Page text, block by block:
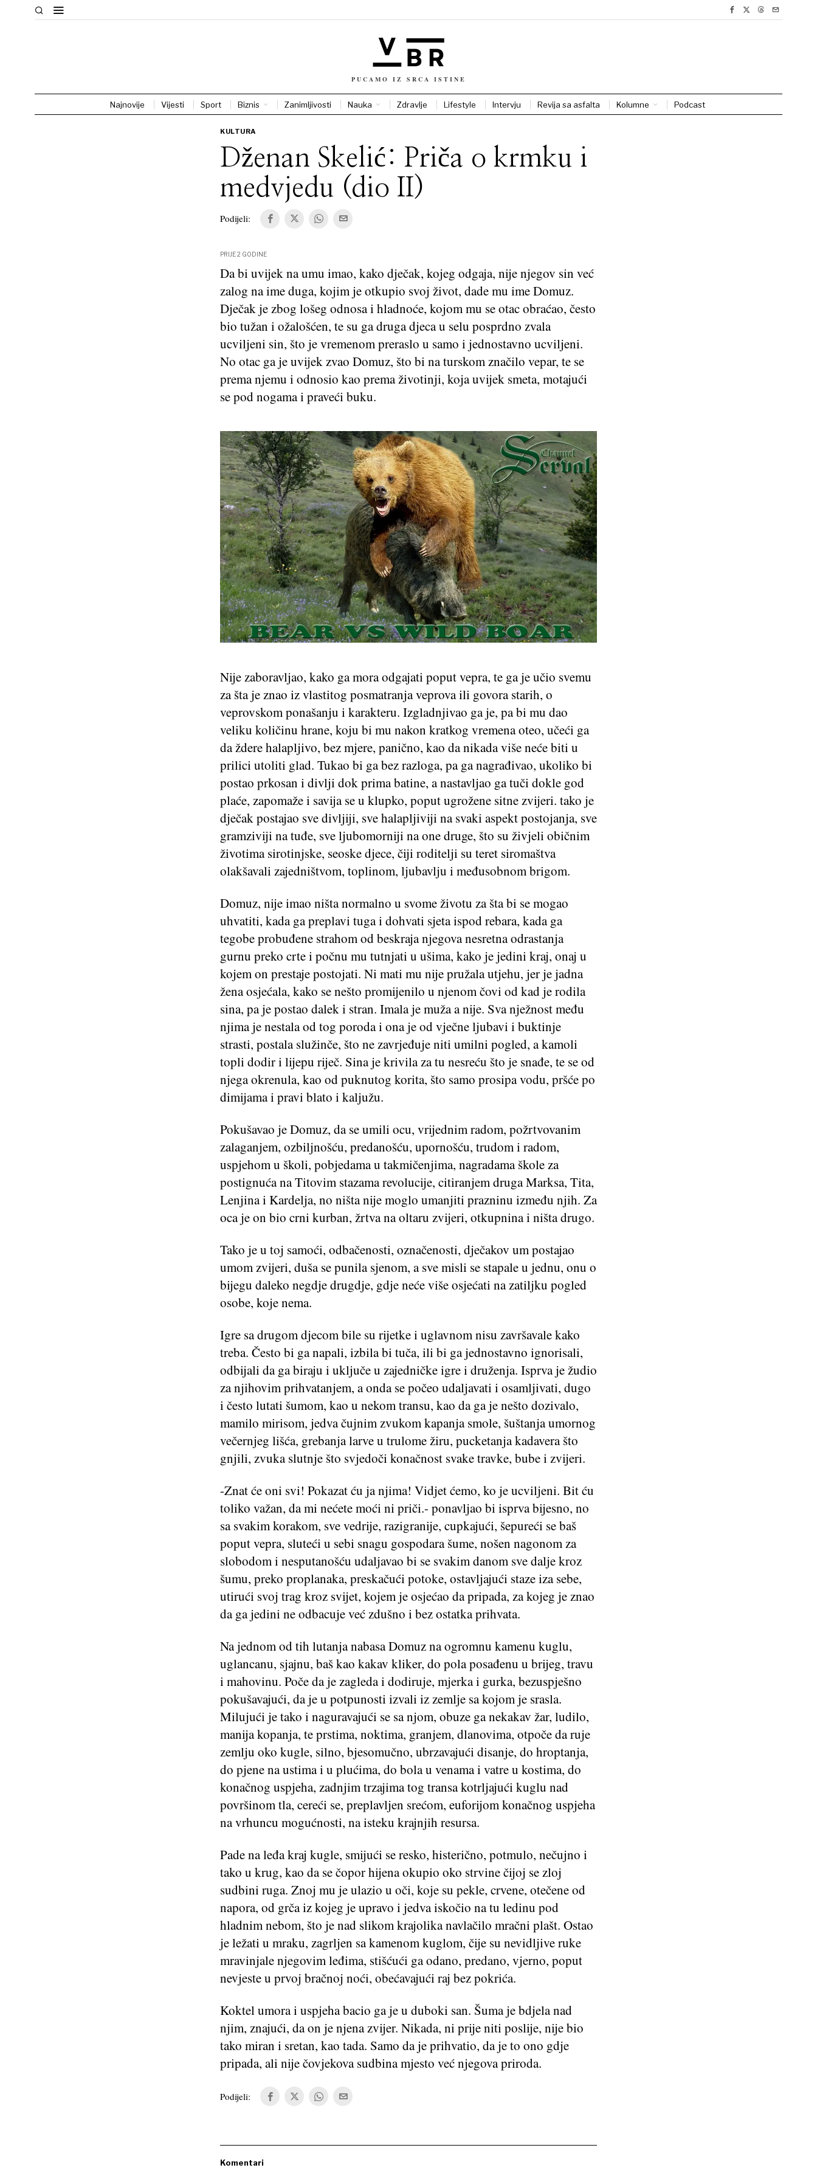
PUCAMO IZ SRCA ISTINE
Najnovije Vijesti Sport Biznis Zanimljivosti Nauka Zdravlje Lifestyle Intervju Revija sa asfalta Kolumne Podcast
KULTURA
Dženan Skelić: Priča o krmku i
medvjedu (dio II)
Podijeli:
PRIJE 2 GODINE
Da bi uvijek na umu imao, kako dječak, kojeg odgaja, nije njegov sin već
zalog na ime duga, kojim je otkupio svoj život, dade mu ime Domuz.
Dječak je zbog lošeg odnosa i hladnoće, kojom mu se otac obraćao, često
bio tužan i ožalošćen, te su ga druga djeca u selu posprdno zvala
ucviljeni sin, što je vremenom preraslo u samo i jednostavno ucviljeni.
No otac ga je uvijek zvao Domuz, što bi na turskom značilo vepar, te se
prema njemu i odnosio kao prema životinji, koja uvijek smeta, motajući
se pod nogama i praveći buku.
Nije zaboravljao, kako ga mora odgajati poput vepra, te ga je učio svemu
za šta je znao iz vlastitog posmatranja veprova ili govora starih, o
veprovskom ponašanju i karakteru. Izgladnjivao ga je, pa bi mu dao
veliku količinu hrane, koju bi mu nakon kratkog vremena oteo, učeći ga
da ždere halapljivo, bez mjere, panično, kao da nikada više neće biti u
prilici utoliti glad. Tukao bi ga bez razloga, pa ga nagrađivao, ukoliko bi
postao prkosan i divlji dok prima batine, a nastavljao ga tuči dokle god
plaće, zapomaže i savija se u klupko, poput ugrožene sitne zvijeri. tako je
dječak postajao sve divljiji, sve halapljiviji na svaki aspekt postojanja, sve
gramziviji na tuđe, sve ljubomorniji na one druge, što su živjeli običnim
životima sirotinjske, seoske djece, čiji roditelji su teret siromaštva
olakšavali zajedništvom, toplinom, ljubavlju i međusobnom brigom.
Domuz, nije imao ništa normalno u svome životu za šta bi se mogao
uhvatiti, kada ga preplavi tuga i dohvati sjeta ispod rebara, kada ga
tegobe probuđene strahom od beskraja njegova nesretna odrastanja
gurnu preko crte i počnu mu tutnjati u ušima, kako je jedini kraj, onaj u
kojem on prestaje postojati. Ni mati mu nije pružala utjehu, jer je jadna
žena osjećala, kako se nešto promijenilo u njenom čovi od kad je rodila
sina, pa je postao dalek i stran. Imala je muža a nije. Sva nježnost među
njima je nestala od tog poroda i ona je od vječne ljubavi i buktinje
strasti, postala služinče, što ne zavrjeđuje niti umilni pogled, a kamoli
topli dodir i lijepu riječ. Sina je krivila za tu nesreću što je snađe, te se od
njega okrenula, kao od puknutog korita, što samo prosipa vodu, pršće po
dimijama i pravi blato i kaljužu.
Pokušavao je Domuz, da se umili ocu, vrijednim radom, požrtvovanim
zalaganjem, ozbiljnošću, predanošću, upornošću, trudom i radom,
uspjehom u školi, pobjedama u takmičenjima, nagradama škole za
postignuća na Titovim stazama revolucije, citiranjem druga Marksa, Tita,
Lenjina i Kardelja, no ništa nije moglo umanjiti prazninu između njih. Za
oca je on bio crni kurban, žrtva na oltaru zvijeri, otkupnina i ništa drugo.
Tako je u toj samoći, odbačenosti, označenosti, dječakov um postajao
umom zvijeri, duša se punila sjenom, a sve misli se stapale u jednu, onu o
bijegu daleko negdje drugdje, gdje neće više osjećati na zatiljku pogled
osobe, koje nema.
Igre sa drugom djecom bile su rijetke i uglavnom nisu završavale kako
treba. Često bi ga napali, izbila bi tuča, ili bi ga jednostavno ignorisali,
odbijali da ga biraju i uključe u zajedničke igre i druženja. Isprva je žudio
za njihovim prihvatanjem, a onda se počeo udaljavati i osamljivati, dugo
i često lutati šumom, kao u nekom transu, kao da ga je nešto dozivalo,
mamilo mirisom, jedva čujnim zvukom kapanja smole, šuštanja umornog
večernjeg lišća, grebanja larve u trulome žiru, pucketanja kadavera što
gnjili, zvuka slutnje što svjedoči konačnost svake travke, bube i zvijeri.
-Znat će oni svi! Pokazat ću ja njima! Vidjet ćemo, ko je ucviljeni. Bit ću
toliko važan, da mi nećete moći ni priči.- ponavljao bi isprva bijesno, no
sa svakim korakom, sve vedrije, razigranije, cupkajući, šepureći se baš
poput vepra, sluteći u sebi snagu gospodara šume, nošen nagonom za
slobodom i nesputanošću udaljavao bi se svakim danom sve dalje kroz
šumu, preko proplanaka, preskačući potoke, ostavljajući staze iza sebe,
utirući svoj trag kroz svijet, kojem je osjećao da pripada, za kojeg je znao
da ga jedini ne odbacuje već zdušno i bez ostatka prihvata.
Na jednom od tih lutanja nabasa Domuz na ogromnu kamenu kuglu,
uglancanu, sjajnu, baš kao kakav kliker, do pola posađenu u brijeg, travu
i mahovinu. Poče da je zagleda i dodiruje, mjerka i gurka, bezuspješno
pokušavajući, da je u potpunosti izvali iz zemlje sa kojom je srasla.
Milujući je tako i naguravajući se sa njom, obuze ga nekakav žar, ludilo,
manija kopanja, te prstima, noktima, granjem, dlanovima, otpoče da ruje
zemlju oko kugle, silno, bjesomučno, ubrzavajući disanje, do hroptanja,
do pjene na ustima i u plućima, do bola u venama i vatre u kostima, do
konačnog uspjeha, zadnjim trzajima tog transa kotrljajući kuglu nad
površinom tla, cereći se, preplavljen srećom, euforijom konačnog uspjeha
na vrhuncu mogućnosti, na isteku krajnjih resursa.
Pade na leđa kraj kugle, smijući se resko, histerično, potmulo, nečujno i
tako u krug, kao da se čopor hijena okupio oko strvine čijoj se zloj
sudbini ruga. Znoj mu je ulazio u oči, koje su pekle, crvene, otečene od
napora, od grča iz kojeg je upravo i jedva iskočio na tu ledinu pod
hladnim nebom, što je nad slikom krajolika navlačilo mračni plašt. Ostao
je ležati u mraku, zagrljen sa kamenom kuglom, čije su nevidljive ruke
mravinjale njegovim leđima, stišćući ga odano, predano, vjerno, poput
nevjeste u prvoj bračnoj noći, obećavajući raj bez pokrića.
Koktel umora i uspjeha bacio ga je u duboki san. Šuma je bdjela nad
njim, znajući, da on je njena zvijer. Nikada, ni prije niti poslije, nije bio
tako miran i sretan, kao tada. Samo da je prihvatio, da je to ono gdje
pripada, ali nije čovjekova sudbina mjesto već njegova priroda.
Podijeli:
Komentari